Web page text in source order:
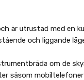
är utrustad med en
och liggande
om de
såsom